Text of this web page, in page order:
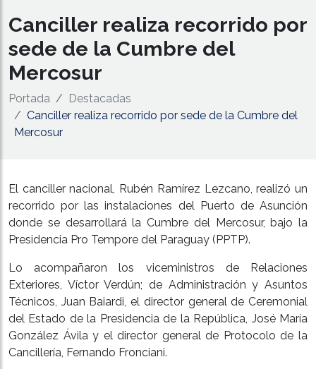
Canciller realiza recorrido por
sede de la Cumbre del
Mercosur
Portada
Destacadas
Canciller realiza recorrido por sede de la Cumbre del
Mercosur
El canciller nacional, Rubén Ramírez Lezcano, realizó un
recorrido por las instalaciones del Puerto de Asunción
donde se desarrollará la Cumbre del Mercosur, bajo la
Presidencia Pro Tempore del Paraguay (PPTP).
Lo acompañaron los viceministros de Relaciones
Exteriores, Víctor Verdún; de Administración y Asuntos
Técnicos, Juan Baiardi, el director general de Ceremonial
del Estado de la Presidencia de la República, José María
González Ávila y el director general de Protocolo de la
Cancillería, Fernando Fronciani.